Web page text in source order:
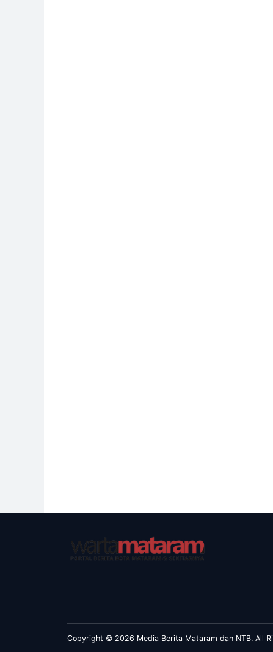
Copyright © 2026 Media Berita Mataram dan NTB. All